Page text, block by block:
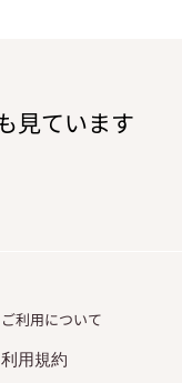
見ています
ご利用について
利用規約